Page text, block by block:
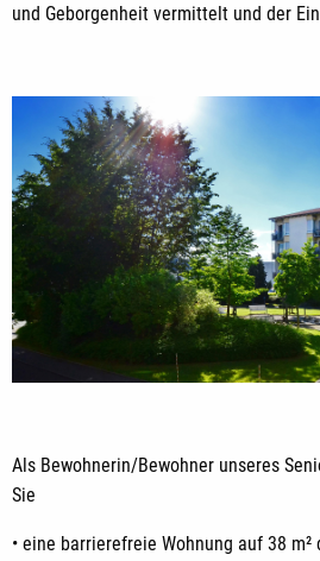
und Geborgenheit vermittelt und der
Als Bewohnerin/Bewohner unseres
Sie
• eine barrierefreie Wohnung auf 38